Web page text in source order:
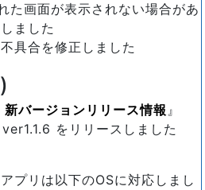
た画面が表示されない場合があ
ました
具合を修正しました
バージョンリリース情報
をリリースしました
プリは以下のOSに対応しまし